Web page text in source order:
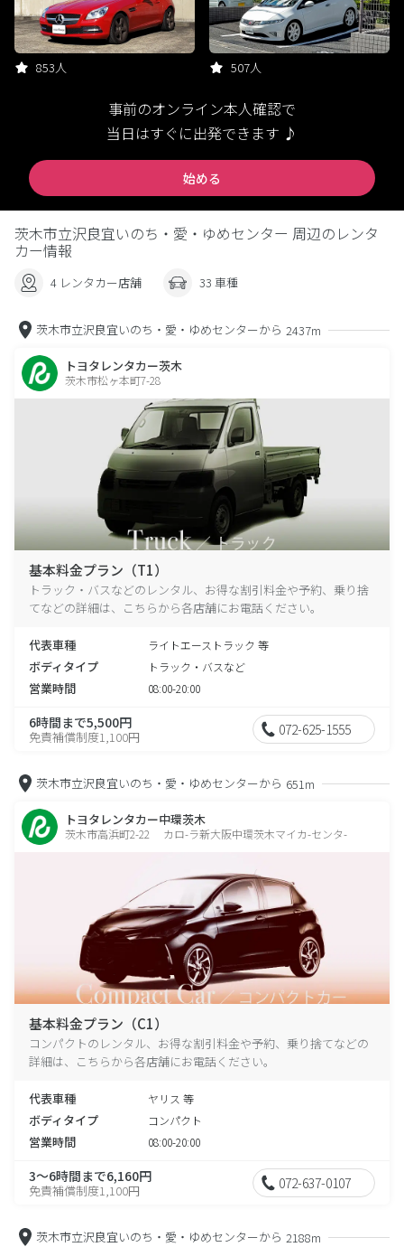
853人 507人
事前のオンライン本人確認で
当日はすぐに出発できます ♪
始める
茨木市立沢良宜いのち・愛・ゆめセンター 周辺のレンタ
カー情報
4 レンタカー店舗 33 車種
茨木市立沢良宜いのち・愛・ゆめセンターから 2437m
トヨタレンタカー茨木
茨木市松ヶ本町7-28
基本料金プラン（T1）
トラック・バスなどのレンタル、お得な割引料金や予約、乗り捨
てなどの詳細は、こちらから各店舗にお電話ください。
代表車種 ライトエーストラック 等
ボディタイプ トラック・バスなど
営業時間 08:00-20:00
6時間まで5,500円
免責補償制度1,100円 072-625-1555
茨木市立沢良宜いのち・愛・ゆめセンターから 651m
トヨタレンタカー中環茨木
茨木市高浜町2-22 カロ-ラ新大阪中環茨木マイカ-センタ-
基本料金プラン（C1）
コンパクトのレンタル、お得な割引料金や予約、乗り捨てなどの
詳細は、こちらから各店舗にお電話ください。
代表車種 ヤリス 等
ボディタイプ コンパクト
営業時間 08:00-20:00
3～6時間まで6,160円
免責補償制度1,100円 072-637-0107
茨木市立沢良宜いのち・愛・ゆめセンターから 2188m